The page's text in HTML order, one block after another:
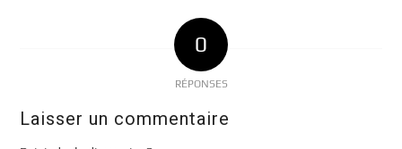
0
RÉPONSES
Laisser un commentaire